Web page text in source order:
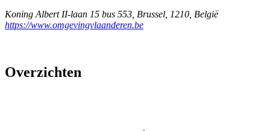
Koning Albert II-laan 15 bus 553 Brussel 1210 België
https://www.omgevingvlaanderen.be
Overzichten